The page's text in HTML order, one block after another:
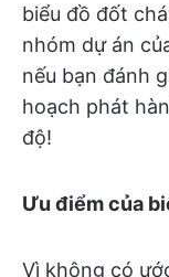
biểu đồ đốt
nhóm dự án
nếu bạn đánh
hoạch phát
độ!
Ưu điểm của
Vì không có